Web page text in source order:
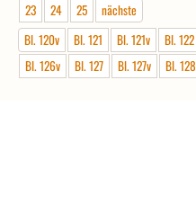
23
24 25
nächste
Bl. 120v
Bl. 121 Bl. 121v Bl. 122
Bl. 126v
Bl. 127 Bl. 127v Bl. 128